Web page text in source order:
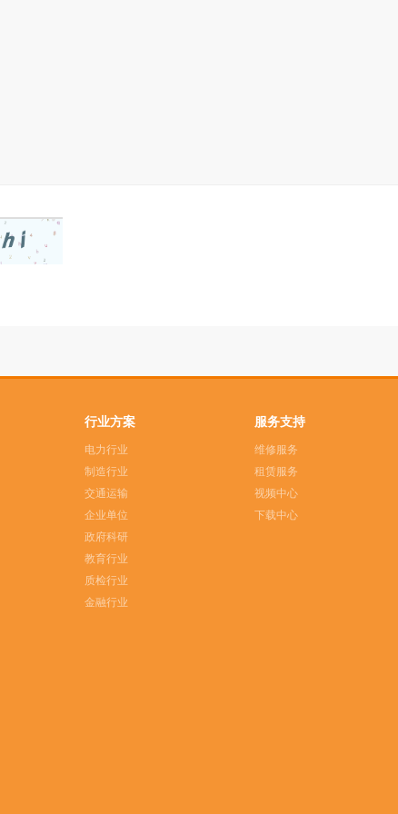
行业方案
电力行业
制造行业
交通运输
企业单位
政府科研
教育行业
质检行业
金融行业
服务支持
维修服务
租赁服务
视频中心
下载中心